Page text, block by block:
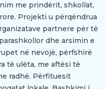
me prindërit, shkollat,
Projekti u përqëndrua
partnere për të
dhe arsimin e
në nevojë, përfshirë
të ulëta, me aftësi të
radhë. Përfituesit